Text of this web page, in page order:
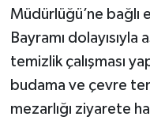
Müdürlüğü’ne bağlı
Bayramı
temizlik çalışması
budama ve çevre
mezarlığı ziyarete